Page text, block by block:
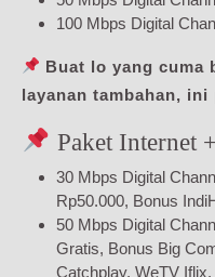
100 Mbps Digital
Buat lo yang cuma
layanan tambahan,
Paket Internet
30 Mbps Digital
Rp50.000, Bonus
50 Mbps Digital
Gratis, Bonus Big
Catchplay, WeTV Iflix,